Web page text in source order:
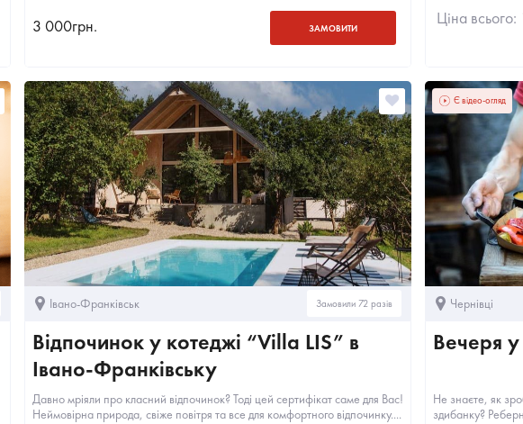
3 000грн. ЗАМОВИТИ
Ціна всього:
Івано-Франківськ Замовили 72 разів
Відпочинок у котеджі “Villa LIS” в
Івано-Франківську
Давно мріяли про класний відпочинок? Тоді цей сертифікат саме для Вас!
Неймовірна природа, свіже повітря та все для комфортного відпочинку....
Є відео-огляд
Чернівці
Вечеря
Не знаєте, як
здибанку?